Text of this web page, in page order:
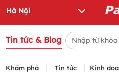
Tin tức & Blog
Khám phá Tin tức Kinh